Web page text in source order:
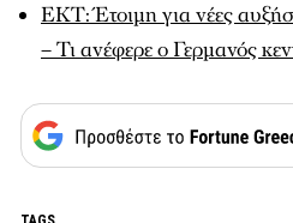
ΕΚΤ: Έτοιμη για νέες
– Τι ανέφερε ο Γερμανός